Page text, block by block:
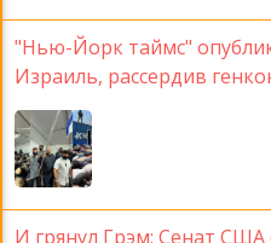
"Нью-Йорк таймс"
Израиль, рассердив
И грянул Грэм: Сенат